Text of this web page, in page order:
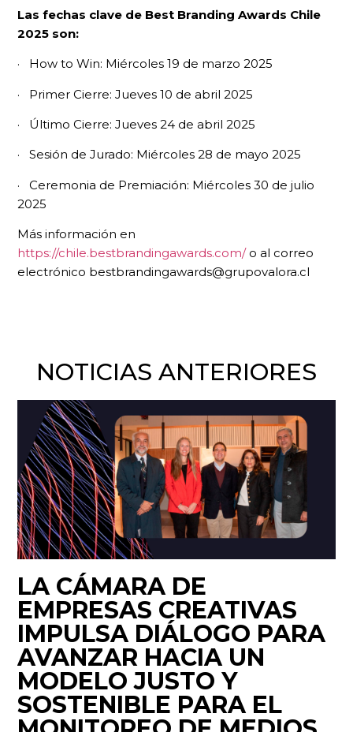
Las fechas clave de Best Branding Awards Chile
2025 son:
· How to Win: Miércoles 19 de marzo 2025
· Primer Cierre: Jueves 10 de abril 2025
· Último Cierre: Jueves 24 de abril 2025
· Sesión de Jurado: Miércoles 28 de mayo 2025
· Ceremonia de Premiación: Miércoles 30 de julio
2025
Más información en
https://chile.bestbrandingawards.com/ o al correo
electrónico bestbrandingawards@grupovalora.cl
NOTICIAS ANTERIORES
LA CÁMARA DE
EMPRESAS CREATIVAS
IMPULSA DIÁLOGO PARA
AVANZAR HACIA UN
MODELO JUSTO Y
SOSTENIBLE PARA EL